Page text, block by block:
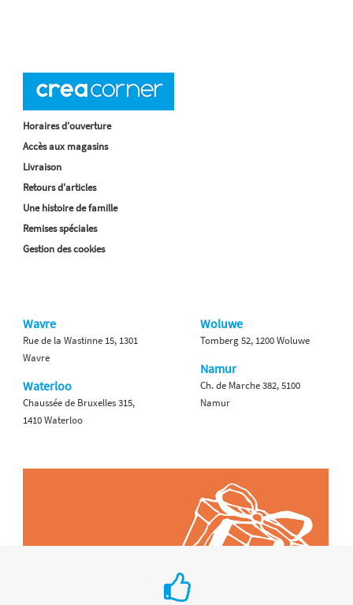
Horaires d'ouverture
Accès aux magasins
Livraison
Retours d'articles
Une histoire de famille
Remises spéciales
Gestion des cookies
Wavre
Rue de la Wastinne 15, 1301
Wavre
Waterloo
Chaussée de Bruxelles 315,
1410 Waterloo
Woluwe
Tomberg 52, 1200 Woluwe
Namur
Ch. de Marche 382, 5100
Namur